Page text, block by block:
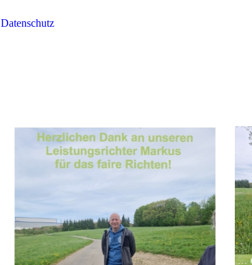
Datenschutz